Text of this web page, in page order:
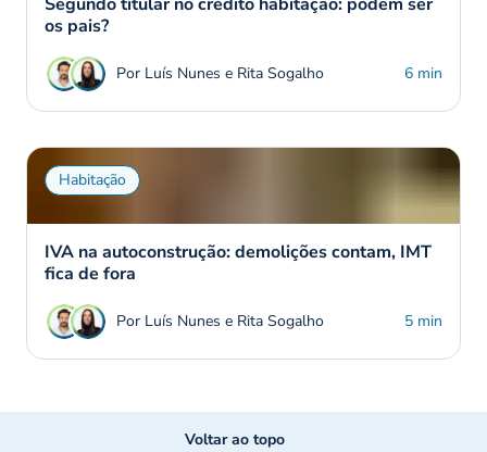
os pais?
Por Luís Nunes e Rita Sogalho 6 min
Habitação
IVA na autoconstrução: demolições contam, IMT
fica de fora
Por Luís Nunes e Rita Sogalho 5 min
Voltar ao topo